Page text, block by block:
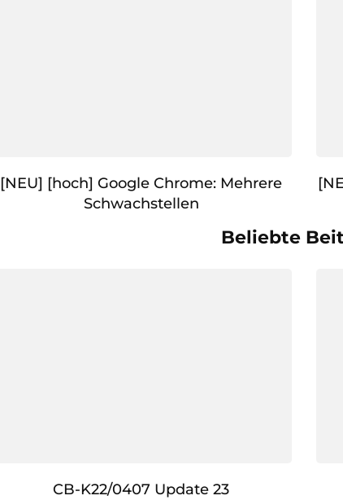
[NEU] [hoch] Google Chrome: Mehrere
Schwachstellen
Beliebte
CB-K22/0407 Update 23